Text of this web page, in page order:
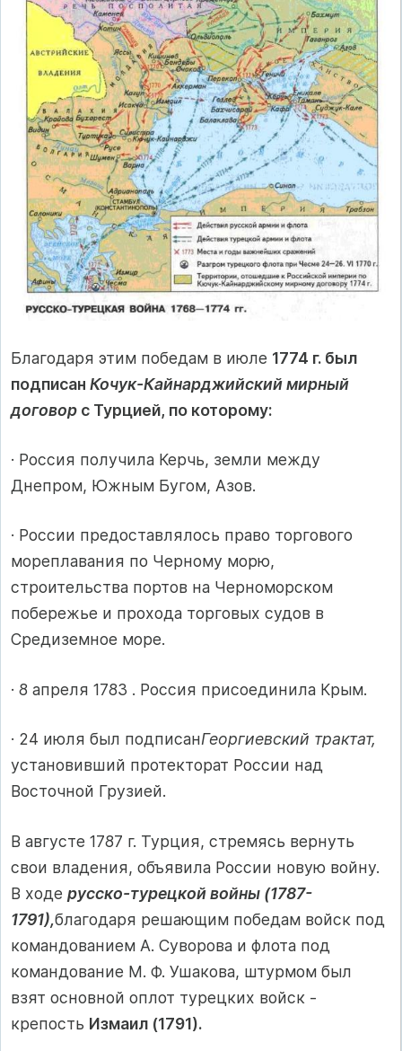
Благодаря этим победам в июле 1774 г. был
подписан Кочук-Кайнарджийский мирный
договор с Турцией, по которому:
· Россия получила Керчь, земли между
Днепром, Южным Бугом, Азов.
· России предоставлялось право торгового
мореплавания по Черному морю,
строительства портов на Черноморском
побережье и прохода торговых судов в
Средиземное море.
· 8 апреля 1783 . Россия присоединила Крым.
· 24 июля был подписанГеоргиевский трактат,
установивший протекторат России над
Восточной Грузией.
В августе 1787 г. Турция, стремясь вернуть
свои владения, объявила России новую войну.
В ходе русско-турецкой войны (1787-
1791),благодаря решающим победам войск под
командованием А. Суворова и флота под
командование М. Ф. Ушакова, штурмом был
взят основной оплот турецких войск -
крепость Измаил (1791).